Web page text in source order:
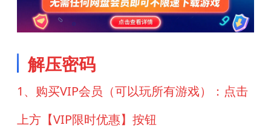
解压密码
1、购买VIP会员（可以玩所有游戏）：点击
上方【VIP限时优惠】按钮